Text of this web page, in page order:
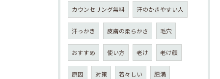
カウンセリング無料 汗のかきやすい人
汗っかき 皮膚の柔らかさ 毛穴
おすすめ 使い方 老け 老け顔
原因 対策 若々しい 肥満